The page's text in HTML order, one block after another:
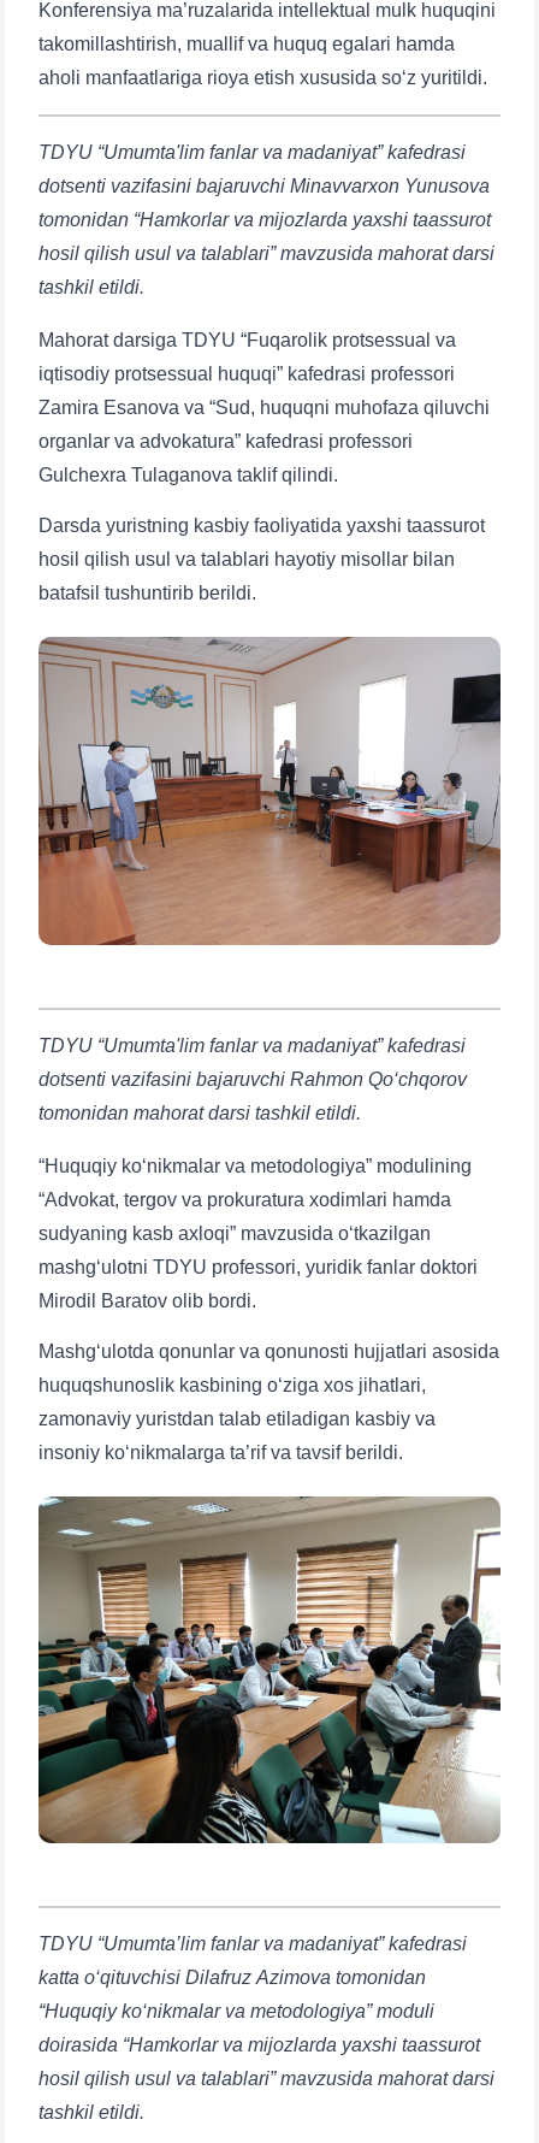
Konferensiya ma’ruzalarida intellektual mulk huquqini
takomillashtirish, muallif va huquq egalari hamda
aholi manfaatlariga rioya etish xususida so‘z yuritildi.
TDYU “Umumta'lim fanlar va madaniyat” kafedrasi
dotsenti vazifasini bajaruvchi Minavvarxon Yunusova
tomonidan “Hamkorlar va mijozlarda yaxshi taassurot
hosil qilish usul va talablari” mavzusida mahorat darsi
tashkil etildi.
Mahorat darsiga TDYU “Fuqarolik protsessual va
iqtisodiy protsessual huquqi” kafedrasi professori
Zamira Esanova va “Sud, huquqni muhofaza qiluvchi
organlar va advokatura” kafedrasi professori
Gulchexra Tulaganova taklif qilindi.
Darsda yuristning kasbiy faoliyatida yaxshi taassurot
hosil qilish usul va talablari hayotiy misollar bilan
batafsil tushuntirib berildi.
TDYU “Umumta'lim fanlar va madaniyat” kafedrasi
dotsenti vazifasini bajaruvchi Rahmon Qo‘chqorov
tomonidan mahorat darsi tashkil etildi.
“Huquqiy ko‘nikmalar va metodologiya” modulining
“Advokat, tergov va prokuratura xodimlari hamda
sudyaning kasb axloqi” mavzusida o‘tkazilgan
mashg‘ulotni TDYU professori, yuridik fanlar doktori
Mirodil Baratov olib bordi.
Mashg‘ulotda qonunlar va qonunosti hujjatlari asosida
huquqshunoslik kasbining o‘ziga xos jihatlari,
zamonaviy yuristdan talab etiladigan kasbiy va
insoniy ko‘nikmalarga ta’rif va tavsif berildi.
TDYU “Umumta’lim fanlar va madaniyat” kafedrasi
katta o‘qituvchisi Dilafruz Azimova tomonidan
“Huquqiy ko‘nikmalar va metodologiya” moduli
doirasida “Hamkorlar va mijozlarda yaxshi taassurot
hosil qilish usul va talablari” mavzusida mahorat darsi
tashkil etildi.